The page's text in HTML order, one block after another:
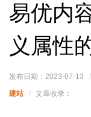
易优内
义属性
发布日期：2023-07-13
建站
文章收录：